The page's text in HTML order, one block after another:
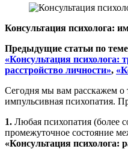
Консультация психолога:
Предыдущие статьи по теме
«Консультация психолога:
расстройство личности»,
Сегодня мы вам расскажем о
импульсивная психопатия.
1. Любая психопатия (более
промежуточное состояние
«Консультация психолога: